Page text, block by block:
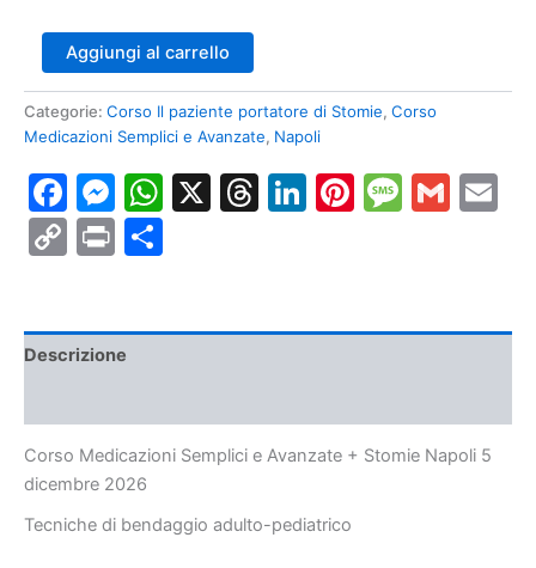
Corso
Medicazioni
Semplici
e
Avanzate
Stomie
Napoli
dicembre
Aggiungi al carrello
Categorie: Corso Il paziente portatore di Stomie, Corso
Medicazioni Semplici e Avanzate, Napoli
Facebook
Messenger
WhatsApp
X Threads
LinkedIn
Pinterest
Copy
Print
Descrizione
Corso Medicazioni Semplici e Avanzate + Stomie Napoli 5
dicembre 2026
Tecniche di bendaggio adulto-pediatrico